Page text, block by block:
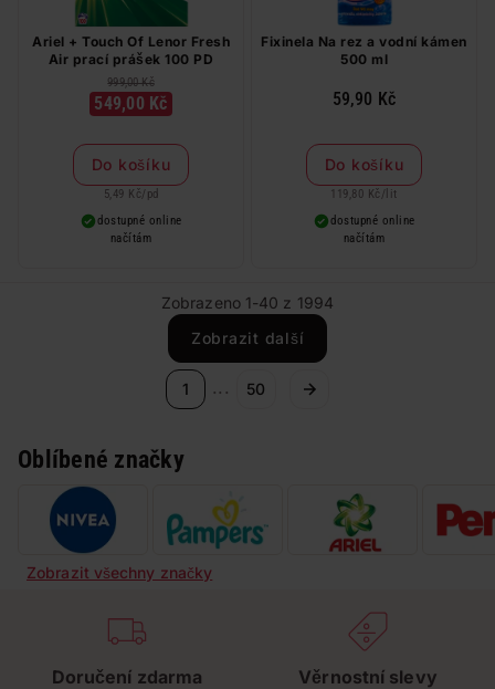
Ariel + Touch Of Lenor Fresh
Air prací prášek 100 PD
999,00 Kč
549,00 Kč
Do košíku
5,49 Kč/ pd
dostupné online
načítám
Fixinela Na rez a vodní kámen
500 ml
59,90 Kč
Do košíku
119,80 Kč / lit
dostupné online
načítám
Zobrazeno 1-40 z 1994
Zobrazit další
1 ... 50
Oblíbené značky
Zobrazit všechny značky
Doručení zdarma Věrnostní slevy